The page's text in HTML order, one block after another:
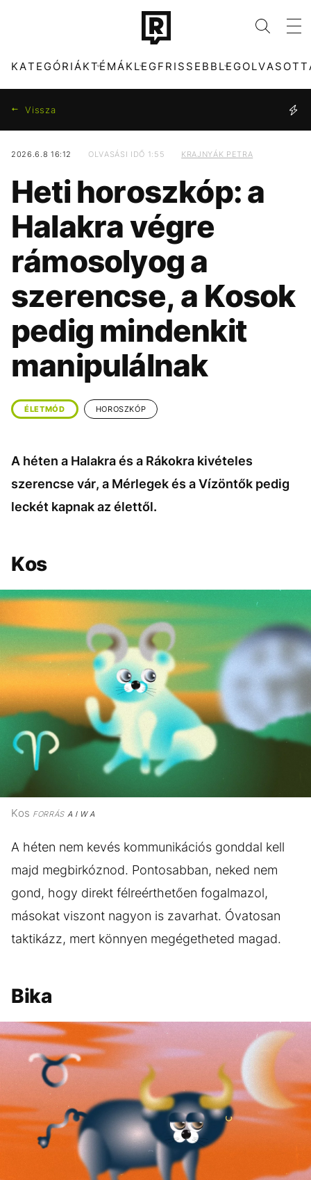
KATEGÓRIÁKTÉMÁKLEGFRISSEBB
ZENE DIVAT
KULTÚRA ENTR
FILM + SOROZAT TECH-TUDOMÁNY
SPORT TÁRSADALOM
KÖZÉLET UTAZÁS
ÉLETMÓD DESIGN
BESZÉLGETÉSEK ARCOK
VIDEÓ
DUNA TIKTOK
MTVA SZIGET FESZTIVÁL
PARLAMENT FIDESZ
KÁVÉ
Vissza
2026.6.8 16:12 OLVASÁSI IDŐ 1:55 KRAJNYÁK PETRA
Heti horoszkóp: a
Halakra végre
rámosolyog a
szerencse, a Kosok
pedig mindenkit
manipulálnak
ÉLETMÓD HOROSZKÓP
A héten a Halakra és a Rákokra kivételes
szerencse vár, a Mérlegek és a Vízöntők pedig
leckét kapnak az élettől.
Kos
Kos FORRÁSA I W A
A héten nem kevés kommunikációs gonddal kell
majd megbirkóznod. Pontosabban, neked nem
gond, hogy direkt félreérthetően fogalmazol,
másokat viszont nagyon is zavarhat. Óvatosan
taktikázz, mert könnyen megégetheted magad.
Bika